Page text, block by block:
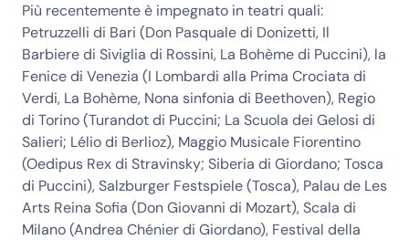
Più recentemente è impegnato in teatri quali:
Petruzzelli di Bari (Don Pasquale di Donizetti, Il
Barbiere di Siviglia di Rossini, La Bohème di Puccini), la
Fenice di Venezia (I Lombardi alla Prima Crociata di
Verdi, La Bohème, Nona sinfonia di Beethoven), Regio
di Torino (Turandot di Puccini; La Scuola dei Gelosi di
Salieri; Lélio di Berlioz), Maggio Musicale Fiorentino
(Oedipus Rex di Stravinsky; Siberia di Giordano; Tosca
di Puccini), Salzburger Festspiele (Tosca), Palau de Les
Arts Reina Sofia (Don Giovanni di Mozart), Scala di
Milano (Andrea Chénier di Giordano), Festival della